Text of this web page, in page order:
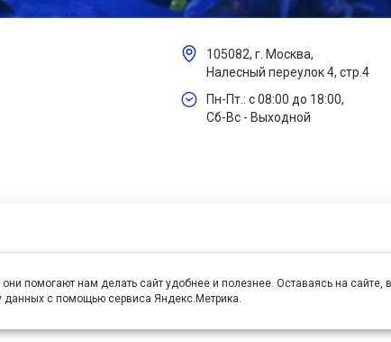
105082, г. Москва,
Налесный переулок 4, стр.4
Пн-Пт.: с 08:00 до 18:00,
Сб-Вс - Выходной
защищены
помогают нам делать сайт удобнее и полезнее. Оставаясь на сайте,
данных с помощью сервиса Яндекс.Метрика.